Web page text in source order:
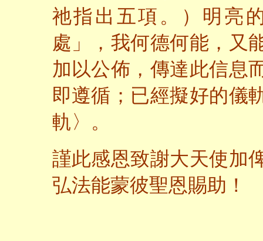
祂指出五項。）明亮
處」，我何德何能，又
加以公佈，傳達此信息
即遵循；已經擬好的儀
軌〉。
謹此感恩致謝大天使加
弘法能蒙彼聖恩賜助！